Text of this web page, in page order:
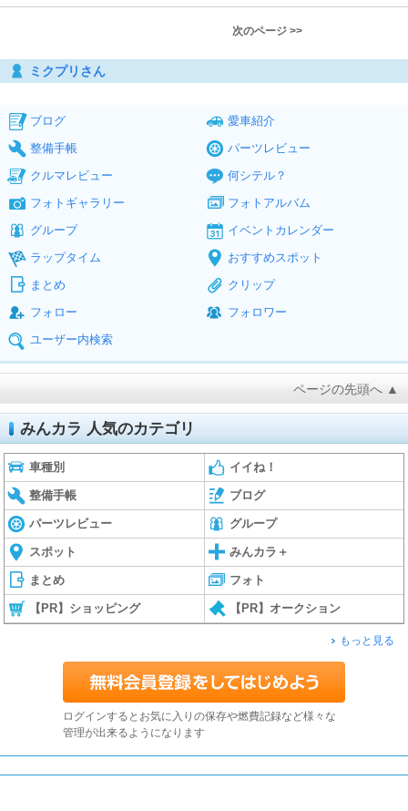
次のページ >>
ミクプリさん
ブログ
愛車紹介
整備手帳
パーツレビュー
クルマレビュー
何シテル？
フォトギャラリー
フォトアルバム
グループ
イベントカレンダー
ラップタイム
おすすめスポット
まとめ
クリップ
フォロー
フォロワー
ユーザー内検索
ページの先頭へ ▲
みんカラ 人気のカテゴリ
車種別 イイね！
整備手帳 ブログ
パーツレビュー グループ
スポット みんカラ＋
まとめ フォト
【PR】ショッピング 【PR】オークション
もっと見る
ログインするとお気に入りの保存や燃費記録など様々な
管理が出来るようになります